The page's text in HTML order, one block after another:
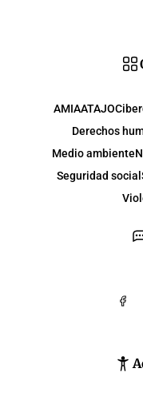
AMIAATAJO
Derechos
Medio ambiente
Seguridad social